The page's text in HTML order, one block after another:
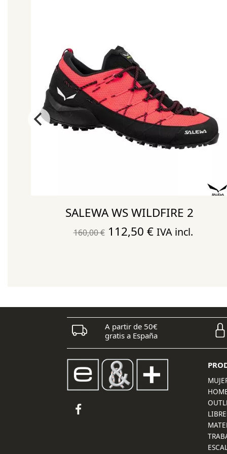
SALEWA WS WILDFIRE 2
160,00€ El
112,50 €El
IVA incl.
A partir de 50€
gratis a España